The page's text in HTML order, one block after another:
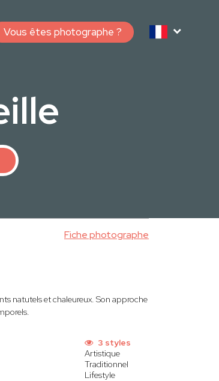
Vous êtes photographe ?
Fiche photographe
natutels et chaleureux. Son approche
3 styles
Artistique
Traditionnel
Lifestyle